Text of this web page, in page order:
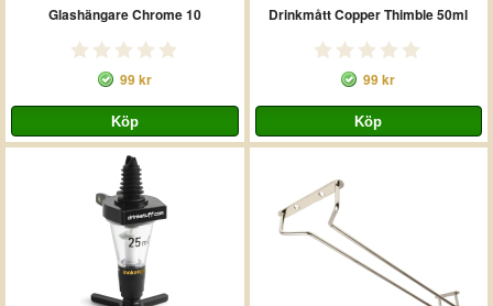
Glashängare Chrome 10
99 kr
Drinkmått Copper Thimble 50ml
99 kr